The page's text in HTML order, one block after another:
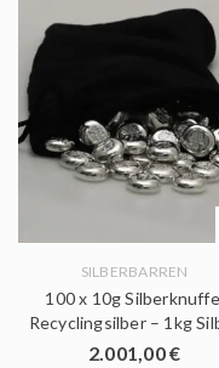
SILBERBARREN
100 x 10g
Recyclingsilber – 1kg
2.001,00€